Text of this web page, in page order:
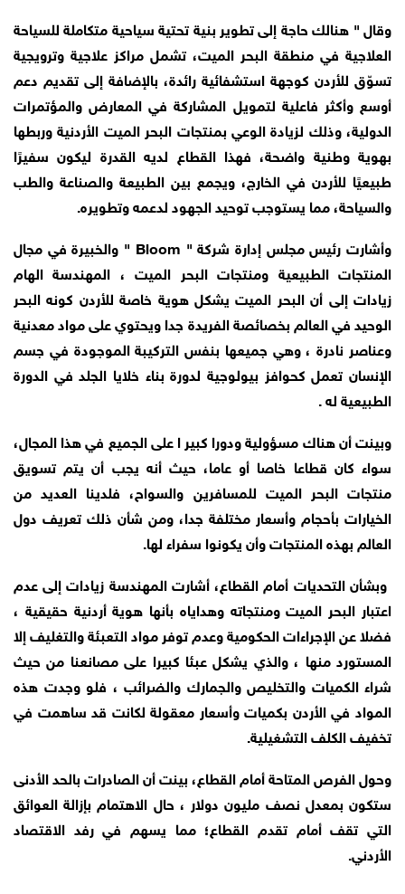
وقال " هنالك حاجة إلى تطوير بنية تحتية سياحية متكاملة للسياحة
العلاجية في منطقة البحر الميت، تشمل مراكز علاجية وترويجية
تسوّق للأردن كوجهة استشفائية رائدة، بالإضافة إلى تقديم دعم
أوسع وأكثر فاعلية لتمويل المشاركة في المعارض والمؤتمرات
الدولية، وذلك لزيادة الوعي بمنتجات البحر الميت الأردنية وربطها
بهوية وطنية واضحة، فهذا القطاع لديه القدرة ليكون سفيرًا
طبيعيًا للأردن في الخارج، ويجمع بين الطبيعة والصناعة والطب
والسياحة، مما يستوجب توحيد الجهود لدعمه وتطويره.
‏وأشارت رئيس مجلس إدارة شركة " Bloom " والخبيرة في مجال
المنتجات الطبيعية ومنتجات البحر الميت ، المهندسة الهام
زيادات إلى أن البحر الميت يشكل هوية خاصة للأردن كونه البحر
الوحيد في العالم بخصائصة الفريدة جدا ويحتوي على مواد معدنية
وعناصر نادرة ، وهي جميعها بنفس التركيبة الموجودة في جسم
الإنسان تعمل كحوافز بيولوجية لدورة بناء خلايا الجلد في الدورة
الطبيعية له .
‏وبينت أن هناك مسؤولية ودورا كبير ا على الجميع في هذا المجال،
سواء كان قطاعا خاصا أو عاما، حيث أنه يجب أن يتم تسويق
منتجات البحر الميت للمسافرين والسواح، فلدينا العديد من
الخيارات بأحجام وأسعار مختلفة جدا، ومن شأن ذلك تعريف دول
العالم بهذه المنتجات وأن يكونوا سفراء لها.
‏ وبشأن التحديات أمام القطاع، أشارت المهندسة زيادات إلى عدم
اعتبار البحر الميت ومنتجاته وهداياه بأنها هوية أردنية حقيقية ،
فضلا عن الإجراءات الحكومية وعدم توفر مواد التعبئة والتغليف ‏إلا
المستورد منها ، والذي يشكل عبئا كبيرا على مصانعنا من حيث
شراء الكميات والتخليص والجمارك والضرائب ، فلو وجدت هذه
المواد في الأردن بكميات وأسعار معقولة لكانت قد ساهمت في
تخفيف الكلف التشغيلية.
وحول الفرص المتاحة أمام القطاع، بينت أن الصادرات بالحد الأدنى
ستكون بمعدل نصف مليون دولار ، حال الاهتمام بإزالة العوائق
التي تقف أمام تقدم القطاع؛ مما يسهم في رفد الاقتصاد
الأردني.